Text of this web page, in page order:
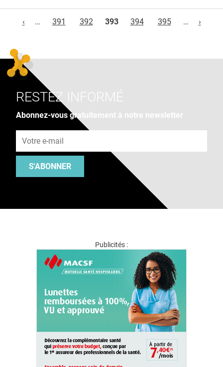
‹
… 391 392 393 394 395 … ›
RESTEZ INFORMÉ
Abonnez-vous gratuitement à notre newsletter
S'ABONNER
Publicités :